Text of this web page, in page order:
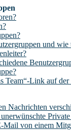
und wie
Team“-Link auf der
Nachrichten
Mail von einem